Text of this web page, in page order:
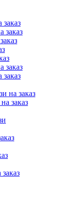
заказ
заказ
на заказ
заказ